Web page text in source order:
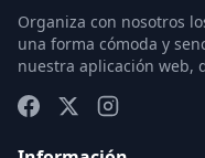
Organiza con nosotros
una forma cómoda y
nuestra aplicación web,